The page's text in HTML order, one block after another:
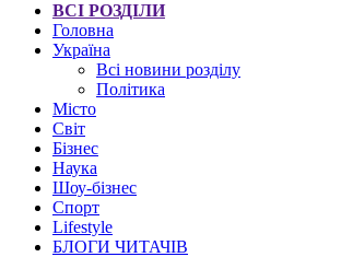
ВСІ РОЗДІЛИ
Головна
Україна
Всі новини розділу
Політика
Місто
Світ
Бізнес
Наука
Шоу-бізнес
Спорт
Lifestyle
БЛОГИ ЧИТАЧІВ